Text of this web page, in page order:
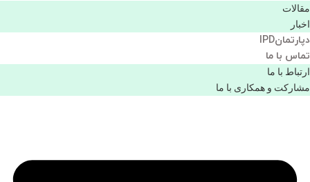
مقالات
اخبار
دپارتمانIPD
تماس با ما
ارتباط با ما
مشاركت و همكاری با ما